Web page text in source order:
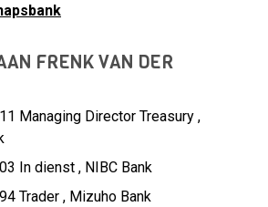
FRENK VAN DER
Managing Director Treasury ,
In dienst , NIBC Bank
Trader , Mizuho Bank